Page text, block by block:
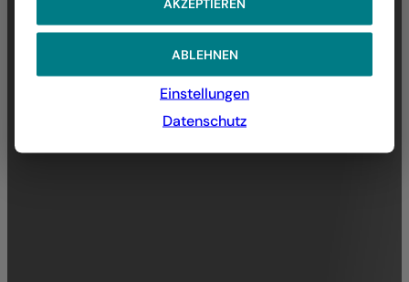
ABLEHNEN
Einstellungen
Datenschutz